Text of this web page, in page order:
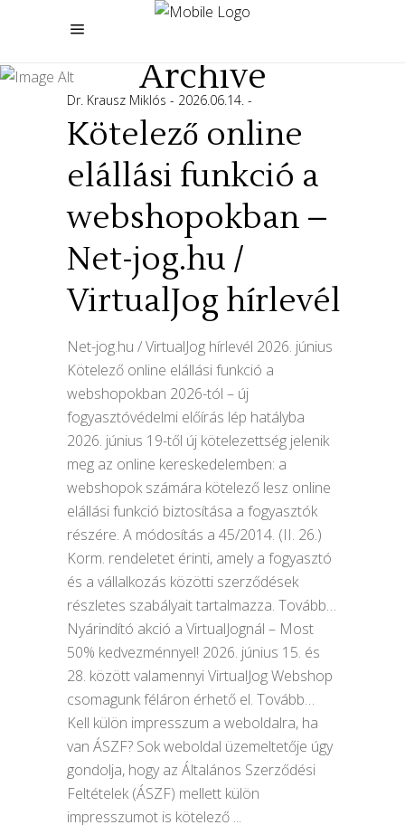
Archive
Dr. Krausz Miklós 2026.06.14.
Kötelező online
elállási funkció a
webshopokban –
Net-jog.hu /
VirtualJog hírlevél
Net-jog.hu / VirtualJog hírlevél 2026. június
Kötelező online elállási funkció a
webshopokban 2026-tól – új
fogyasztóvédelmi előírás lép hatályba
2026. június 19-től új kötelezettség jelenik
meg az online kereskedelemben: a
webshopok számára kötelező lesz online
elállási funkció biztosítása a fogyasztók
részére. A módosítás a 45/2014. (II. 26.)
Korm. rendeletet érinti, amely a fogyasztó
és a vállalkozás közötti szerződések
részletes szabályait tartalmazza. Tovább…
Nyárindító akció a VirtualJognál – Most
50% kedvezménnyel! 2026. június 15. és
28. között valamennyi VirtualJog Webshop
csomagunk féláron érhető el. Tovább…
Kell külön impresszum a weboldalra, ha
van ÁSZF? Sok weboldal üzemeltetője úgy
gondolja, hogy az Általános Szerződési
Feltételek (ÁSZF) mellett külön
impresszumot is kötelező